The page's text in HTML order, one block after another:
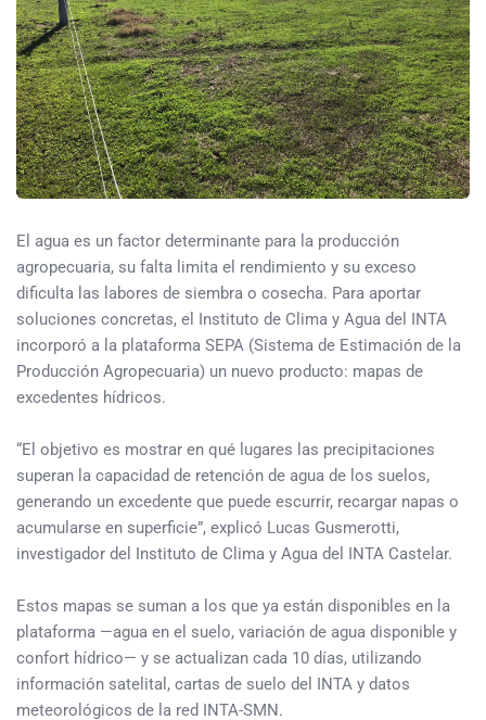
El agua es un factor determinante para la producción
agropecuaria, su falta limita el rendimiento y su exceso
dificulta las labores de siembra o cosecha. Para aportar
soluciones concretas, el Instituto de Clima y Agua del INTA
incorporó a la plataforma SEPA (Sistema de Estimación de la
Producción Agropecuaria) un nuevo producto: mapas de
excedentes hídricos.
“El objetivo es mostrar en qué lugares las precipitaciones
superan la capacidad de retención de agua de los suelos,
generando un excedente que puede escurrir, recargar napas o
acumularse en superficie”, explicó Lucas Gusmerotti,
investigador del Instituto de Clima y Agua del INTA Castelar.
Estos mapas se suman a los que ya están disponibles en la
plataforma —agua en el suelo, variación de agua disponible y
confort hídrico— y se actualizan cada 10 días, utilizando
información satelital, cartas de suelo del INTA y datos
meteorológicos de la red INTA-SMN.